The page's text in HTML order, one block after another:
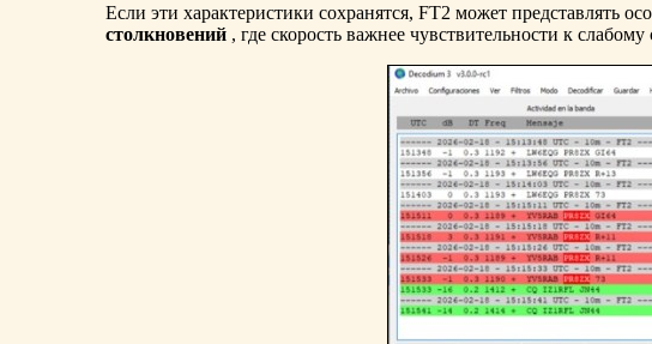
Если эти характеристики сохранятся, FT2 может представлять
столкновений , где скорость важнее чувствительности к слабому